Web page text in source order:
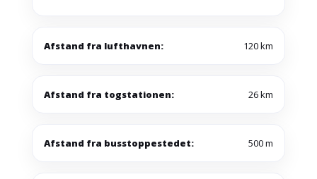
Afstand fra lufthavnen: 120 km
Afstand fra togstationen: 26 km
Afstand fra busstoppestedet: 500 m